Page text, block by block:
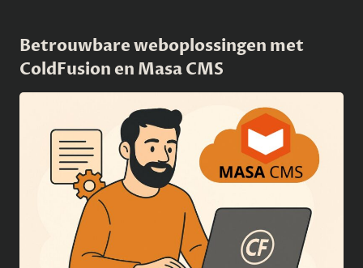
Betrouwbare weboplossingen met
ColdFusion en Masa CMS